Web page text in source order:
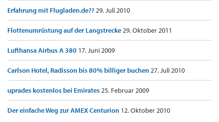
Erfahrung mit Flugladen.de??29. Juli 2010
Flottenumrüstung auf der Langstrecke29. Oktober 2011
Lufthansa Airbus A 380 17. Juni 2009
Carlson Hotel, Radisson bis 80% billiger buchen27. Juli 2010
uprades kostenlos bei Emirates25. Februar 2009
Der einfache Weg zur AMEX Centurion 12. Oktober 2010